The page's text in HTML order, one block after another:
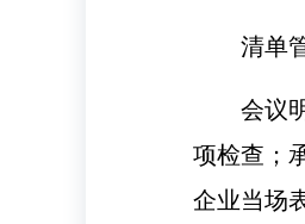
清单
会议
项检查；
企业当场